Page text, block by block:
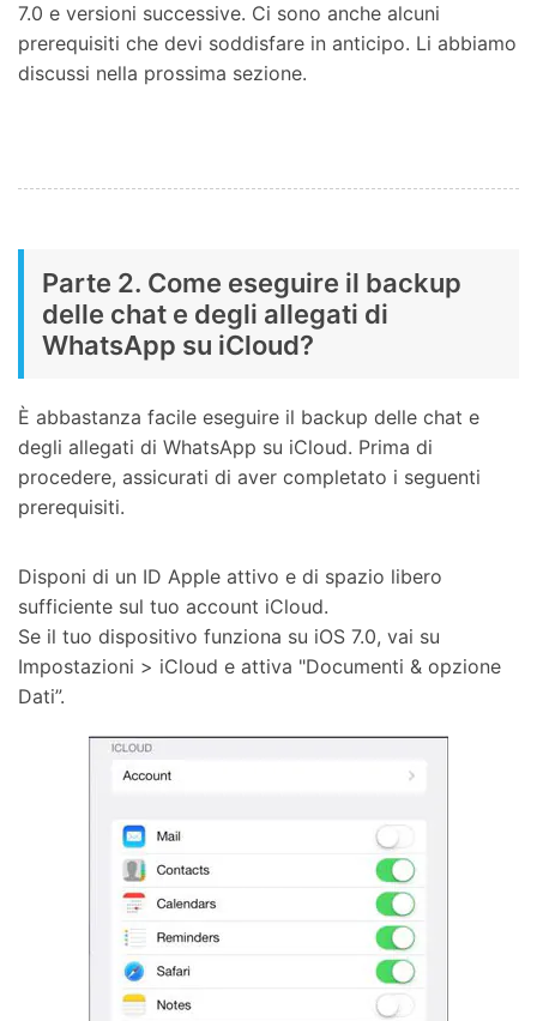
7.0 e versioni successive. Ci sono anche alcuni
prerequisiti che devi soddisfare in anticipo. Li abbiamo
discussi nella prossima sezione.
Parte 2. Come eseguire il backup
delle chat e degli allegati di
WhatsApp su iCloud?
È abbastanza facile eseguire il backup delle chat e
degli allegati di WhatsApp su iCloud. Prima di
procedere, assicurati di aver completato i seguenti
prerequisiti.
Disponi di un ID Apple attivo e di spazio libero
sufficiente sul tuo account iCloud.
Se il tuo dispositivo funziona su iOS 7.0, vai su
Impostazioni > iCloud e attiva "Documenti & opzione
Dati”.